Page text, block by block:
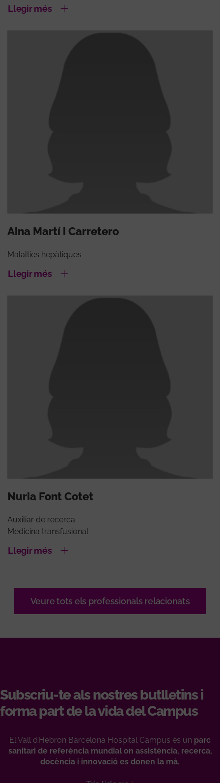
Llegir més
Aina Martí i Carretero
Malalties hepàtiques
Llegir més
Nuria Font Cotet
Auxiliar de recerca
Medicina transfusional
Llegir més
Veure tots els professionals relacionats
Subscriu-te als nostres butlletins i
forma part de la vida del Campus
El Vall d’Hebron Barcelona Hospital Campus és un parc
sanitari de referència mundial on assistència, recerca,
docència i innovació es donen la mà.